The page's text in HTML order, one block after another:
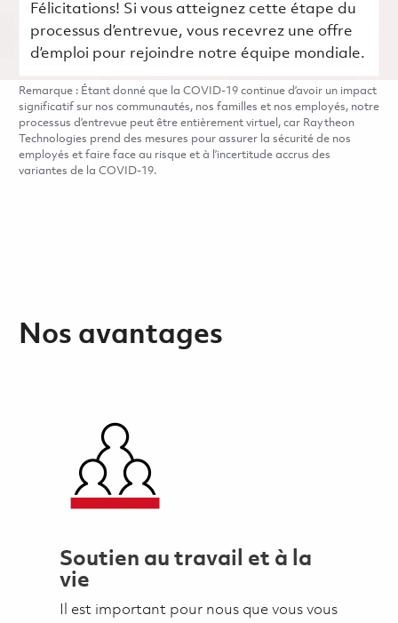
Félicitations! Si vous atteignez cette étape du
processus d’entrevue, vous recevrez une offre
d’emploi pour rejoindre notre équipe mondiale.
Remarque : Étant donné que la COVID-19 continue d’avoir un impact
significatif sur nos communautés, nos familles et nos employés, notre
processus d’entrevue peut être entièrement virtuel, car Raytheon
Technologies prend des mesures pour assurer la sécurité de nos
employés et faire face au risque et à l’incertitude accrus des
variantes de la COVID-19.
Nos avantages
Soutien au travail et à la
vie
Il est important pour nous que vous vous